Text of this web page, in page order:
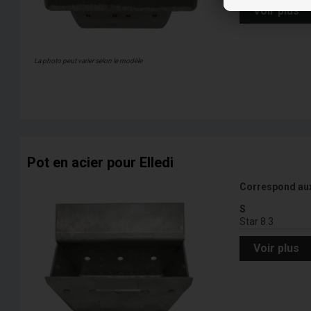
La photo peut varier selon le modèle
Voir plus
Pot en acier pour Elledi
Correspond
S
Star 8.3
Voir plus